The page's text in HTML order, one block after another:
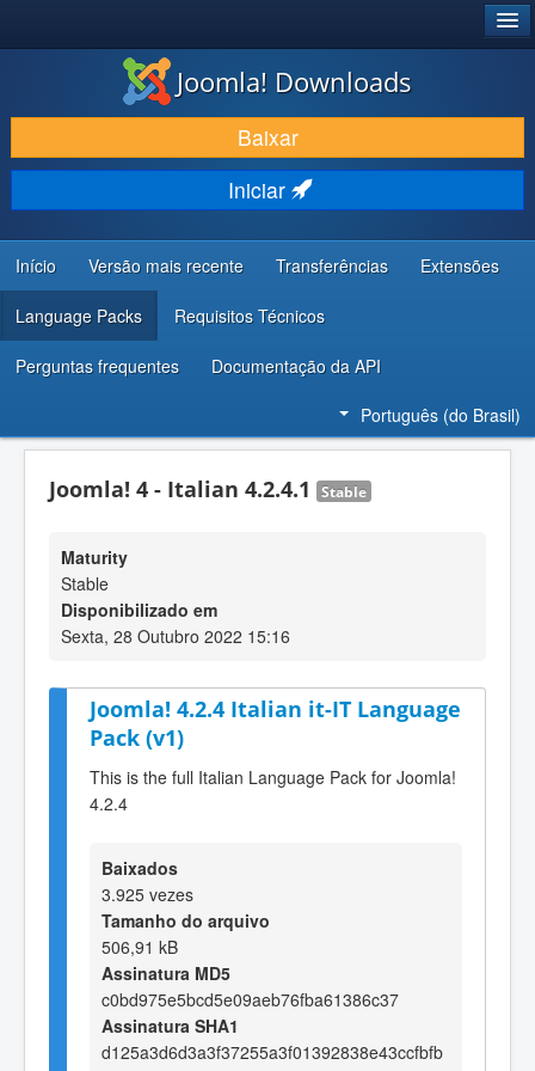
BAIXAR E APRIMORAR
DESCUBRA & APRENDA
COMUNIDADE & SUPORTE
RECURSOS PARA DESENVOLVEDORES
Joomla! Downloads
Baixar
Iniciar
Início Versão mais recente Transferências Extensões
Language Packs Requisitos Técnicos
Perguntas frequentes Documentação da API
Português (do Brasil)
Joomla! 4 - Italian 4.2.4.1 Stable
Maturity
Stable
Disponibilizado em
Sexta, 28 Outubro 2022 15:16
Joomla! 4.2.4 Italian it-IT Language
Pack (v1)
This is the full Italian Language Pack for Joomla!
4.2.4
Baixados
3.925 vezes
Tamanho do arquivo
506,91 kB
Assinatura MD5
c0bd975e5bcd5e09aeb76fba61386c37
Assinatura SHA1
d125a3d6d3a3f37255a3f01392838e43ccfbfb